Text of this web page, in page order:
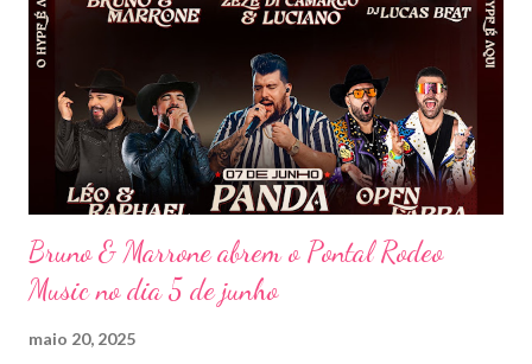
imersivo, com horas de duração, que mistura grandes clássicos
do sertanejo com homenagens a outros gêneros. No palco,
Bruninho & Davi transitam com naturalidade entre os seus hits e
releituras de artistas como Sandy & Junior, CPM 22 e
Detonautas, cria...
Bruno & Marrone abrem o Pontal Rodeo
Music no dia 5 de junho
maio 20, 2025